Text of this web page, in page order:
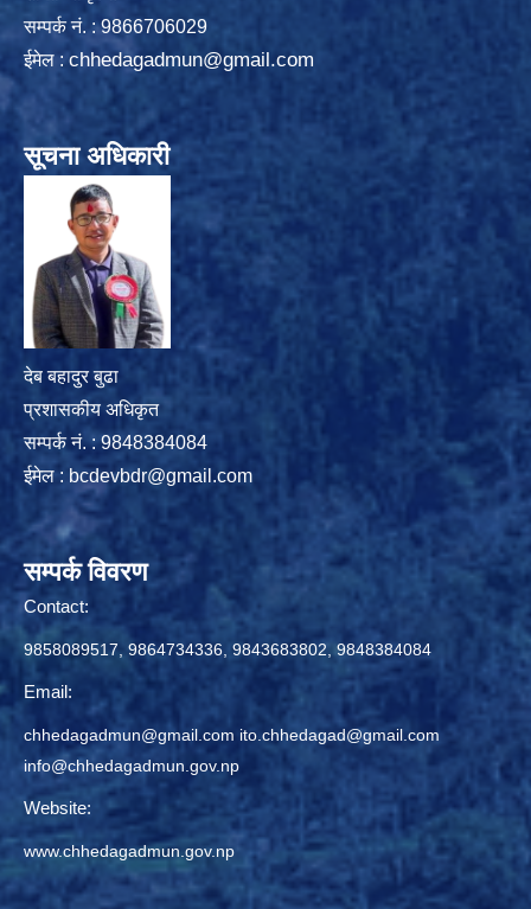
सम्पर्क न‌ं. : 9866706029
ईमेल : chhedagadmun@gmail.com
सूचना अधिकारी
देब बहादुर बुढा
प्रशासकीय अधिकृत
सम्पर्क नं. : 9848384084
ईमेल : bcdevbdr@gmail.com
सम्पर्क विवरण
Contact:
9858089517, 9864734336, 9843683802, 9848384084
Email:
chhedagadmun@gmail.com ito.chhedagad@gmail.com
info@chhedagadmun.gov.np
Website:
www.chhedagadmun.gov.np